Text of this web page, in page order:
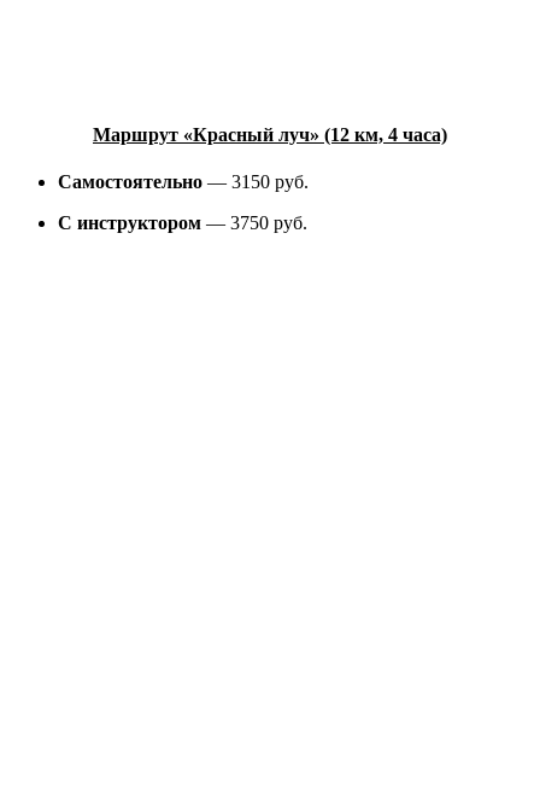
Маршрут «Красный луч» (12 км, 4 часа)
Самостоятельно — 3150 руб.
С инструктором — 3750 руб.